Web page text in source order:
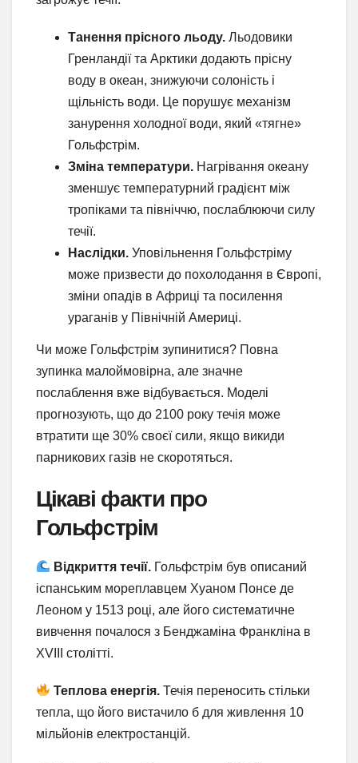
Танення прісного льоду. Льодовики
Гренландії та Арктики додають прісну
воду в океан, знижуючи солоність і
щільність води. Це порушує механізм
занурення холодної води, який «тягне»
Гольфстрім.
Зміна температури. Нагрівання океану
зменшує температурний градієнт між
тропіками та північчю, послаблюючи силу
течії.
Наслідки. Уповільнення Гольфстріму
може призвести до похолодання в Європі,
зміни опадів в Африці та посилення
ураганів у Північній Америці.
Чи може Гольфстрім зупинитися? Повна
зупинка малоймовірна, але значне
послаблення вже відбувається. Моделі
прогнозують, що до 2100 року течія може
втратити ще 30% своєї сили, якщо викиди
парникових газів не скоротяться.
Цікаві факти про
Гольфстрім
Відкриття течії. Гольфстрім був описаний
іспанським мореплавцем Хуаном Понсе де
Леоном у 1513 році, але його систематичне
вивчення почалося з Бенджаміна Франкліна в
XVIII столітті.
Теплова енергія. Течія переносить стільки
тепла, що його вистачило б для живлення 10
мільйонів електростанцій.